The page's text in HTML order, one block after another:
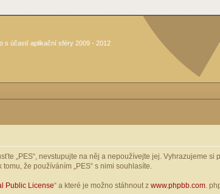
s účastí aplikační sféry 2009 - 2012
„PES“, nevstupujte na něj a nepoužívejte jej. Vyhrazujeme si
že používáním „PES“ s nimi souhlasíte.
Public License“ a které je možno stáhnout z www.phpbb.com .